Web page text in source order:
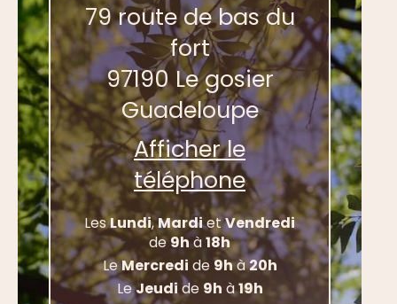
79 route de bas du
fort
97190 Le gosier
Guadeloupe
Afficher le
téléphone
LesLundi,MardietVendredi
de 9hà18h
LeMercredi de9hà20h
LeJeudide 9h à19h